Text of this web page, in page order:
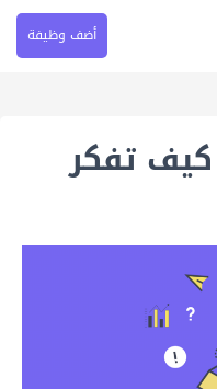
أضف وظيفة
كيف تفكر